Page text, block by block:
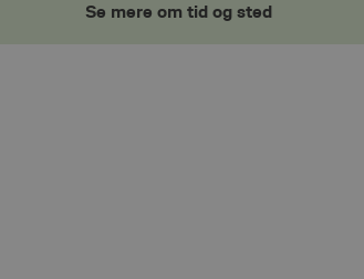
Se mere om tid og sted